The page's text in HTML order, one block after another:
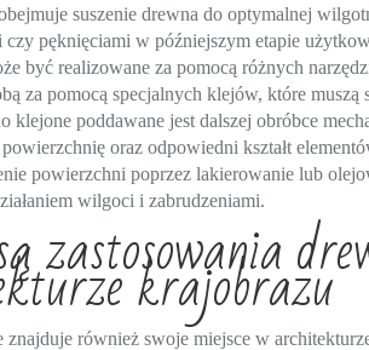
suszenie drewna do optymalnej
czy pęknięciami w późniejszym etapie
być realizowane za pomocą różnych
za pomocą specjalnych klejów, które
klejone poddawane jest dalszej obróbce
powierzchnię oraz odpowiedni kształt
powierzchni poprzez lakierowanie lub
wilgoci i zabrudzeniami.
zastosowania
krajobrazu
również swoje miejsce w